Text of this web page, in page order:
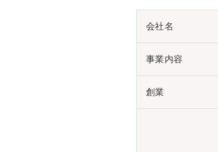
会社名
事業内容
創業